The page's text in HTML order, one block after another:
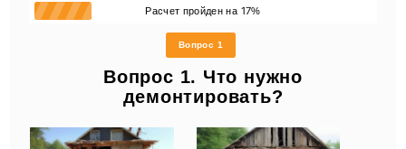
Расчет пройден на 17%
Вопрос 1
Вопрос 1. Что нужно
демонтировать?